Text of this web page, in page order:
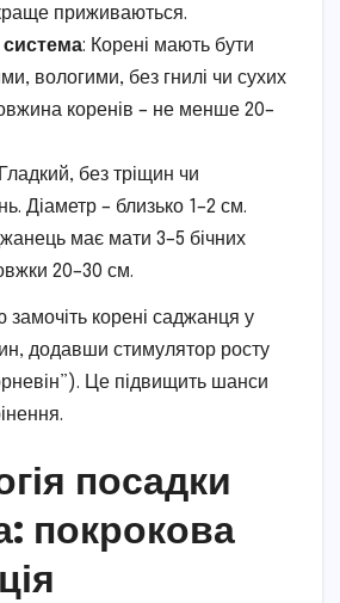
приживаються.
: Корені мають бути
вологими, без гнилі чи сухих
коренів – не менше 20–
без тріщин чи
Діаметр – близько 1–2 см.
має мати 3–5 бічних
20–30 см.
корені саджанця у
додавши стимулятор росту
Це підвищить шанси
посадки
покрокова